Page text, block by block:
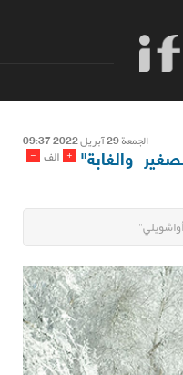
الجمعة 29 آبریل 2022 09:37
- الف + والغابة"